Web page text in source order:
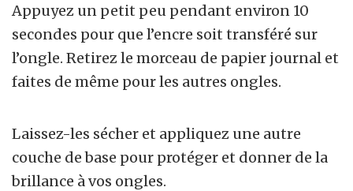
Appuyez un petit peu pendant environ 10
secondes pour que l’encre soit transféré sur
l’ongle. Retirez le morceau de papier journal et
faites de même pour les autres ongles.
Laissez-les sécher et appliquez une autre
couche de base pour protéger et donner de la
brillance à vos ongles.